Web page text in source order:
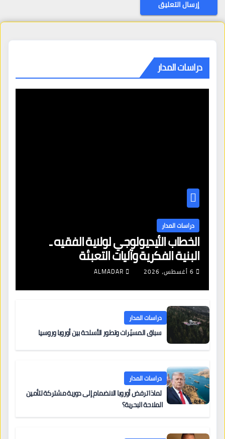
دراسات المدار
دراسات المدار
الخطاب الأيديولوجي لولاية الفقيه ـ
البنية الفكرية وآليات التعبئة
6 أغسطس، 2026 ALMADAR
دراسات المدار
سباق المسيّرات وتطور الأسلحة بين أوروبا وروسيا
دراسات المدار
لماذا ترفض أوروبا الانضمام إلى دورية مشتركة لتأمين
الملاحة البحرية؟